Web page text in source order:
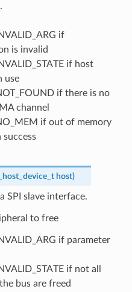
if
is invalid
if host
use
if there is no
channel
if out of memory
success
host)
SPI slave interface.
to free
if parameter
if not all
bus are freed